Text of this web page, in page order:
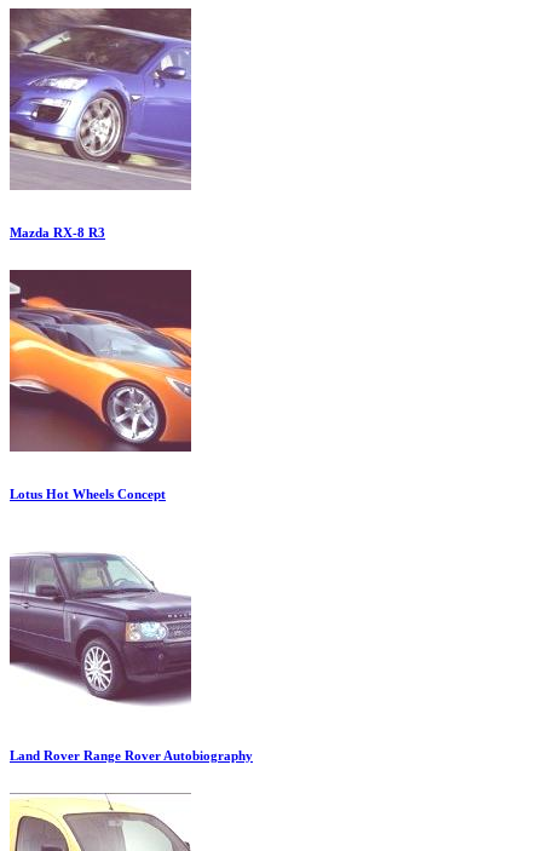
Mazda RX-8 R3
Lotus Hot Wheels Concept
Land Rover Range Rover Autobiography